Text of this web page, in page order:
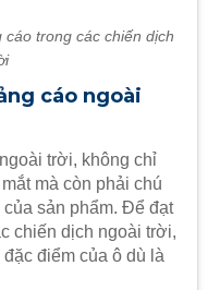
trong các chiến dịch
cáo ngoài
trời, không chỉ
mà còn phải chú
sản phẩm. Để đạt
chiến dịch ngoài trời,
điểm của ô dù là